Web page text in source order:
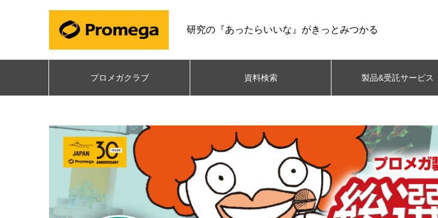
研究の『あったらいいな』がきっとみつかる
プロメガクラブ 資料検索 製品&受託サービス